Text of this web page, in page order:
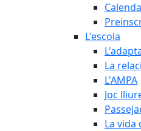
L'escola
La
L'AMPA
Joc
La vida